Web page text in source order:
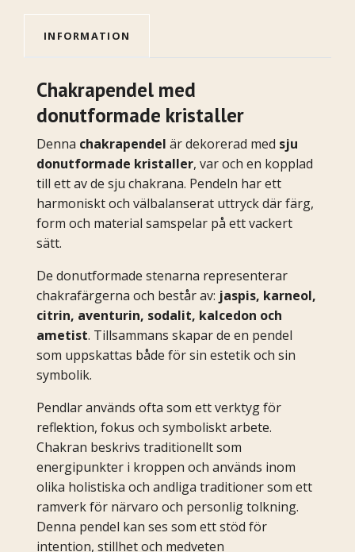
INFORMATION
Chakrapendel med
donutformade kristaller
Denna chakrapendel är dekorerad med sju
donutformade kristaller, var och en kopplad
till ett av de sju chakrana. Pendeln har ett
harmoniskt och välbalanserat uttryck där färg,
form och material samspelar på ett vackert
sätt.
De donutformade stenarna representerar
chakrafärgerna och består av: jaspis, karneol,
citrin, aventurin, sodalit, kalcedon och
ametist. Tillsammans skapar de en pendel
som uppskattas både för sin estetik och sin
symbolik.
Pendlar används ofta som ett verktyg för
reflektion, fokus och symboliskt arbete.
Chakran beskrivs traditionellt som
energipunkter i kroppen och används inom
olika holistiska och andliga traditioner som ett
ramverk för närvaro och personlig tolkning.
Denna pendel kan ses som ett stöd för
intention, stillhet och medveten